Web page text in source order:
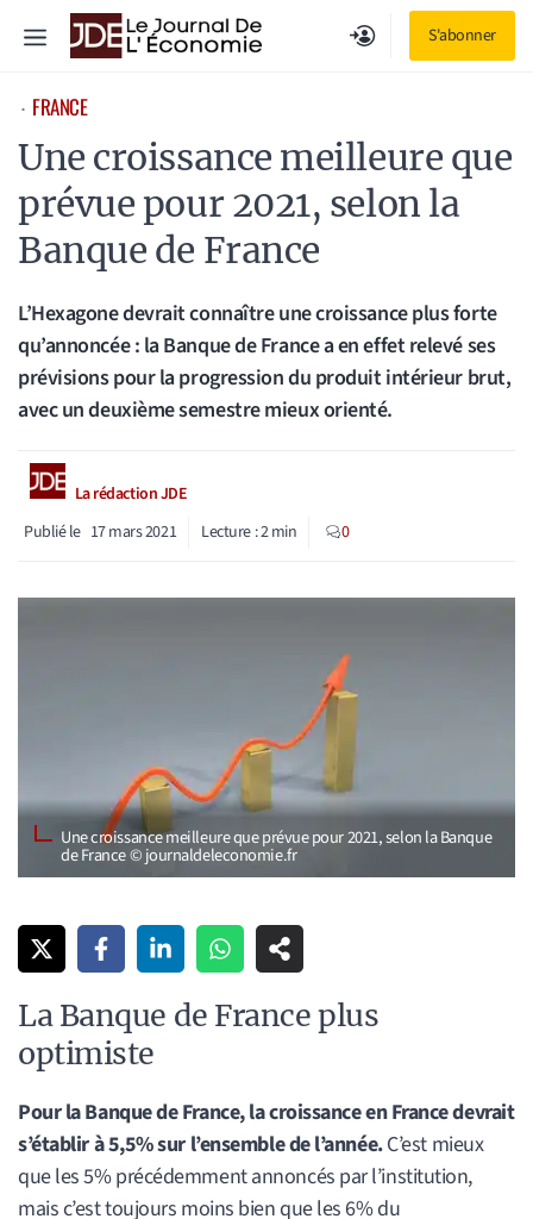
S'abonner
Menu
⋅ FRANCE
Une croissance meilleure que
prévue pour 2021, selon la
Banque de France
L’Hexagone devrait connaître une croissance plus forte
qu’annoncée : la Banque de France a en effet relevé ses
prévisions pour la progression du produit intérieur brut,
avec un deuxième semestre mieux orienté.
La rédaction JDE
Publié le 17 mars 2021 Lecture :2min 0
Une croissance meilleure que prévue pour 2021, selon la Banque
de France © journaldeleconomie.fr
La Banque de France plus
optimiste
Pour la Banque de France, la croissance en France devrait
s’établir à 5,5% sur l’ensemble de l’année.C’est mieux
que les 5% précédemment annoncés par l’institution,
mais c’est toujours moins bien que les 6% du